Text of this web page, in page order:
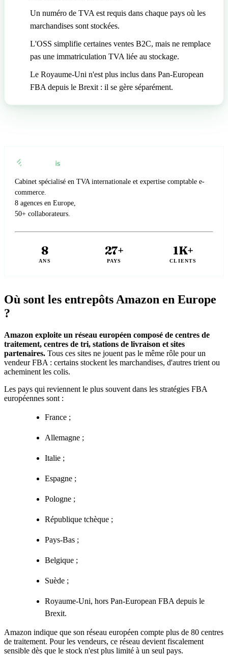
Un numéro de TVA est requis dans chaque pays où les
marchandises sont stockées.
L'OSS simplifie certaines ventes B2C, mais ne remplace
pas une immatriculation TVA liée au stockage.
Le Royaume-Uni n'est plus inclus dans Pan-European
FBA depuis le Brexit : il se gère séparément.
Cabinet spécialisé en TVA internationale et expertise comptable e-
commerce.
8 agences en Europe,
50+ collaborateurs.
8
ANS
27+
PAYS
1K+
CLIENTS
Où sont les entrepôts Amazon en Europe
?
Amazon exploite un réseau européen composé de centres de
traitement, centres de tri, stations de livraison et sites
partenaires. Tous ces sites ne jouent pas le même rôle pour un
vendeur FBA : certains stockent les marchandises, d'autres trient ou
acheminent les colis.
Les pays qui reviennent le plus souvent dans les stratégies FBA
européennes sont :
France ;
Allemagne ;
Italie ;
Espagne ;
Pologne ;
République tchèque ;
Pays-Bas ;
Belgique ;
Suède ;
Royaume-Uni, hors Pan-European FBA depuis le
Brexit.
Amazon indique que son réseau européen compte plus de 80 centres
de traitement. Pour les vendeurs, ce réseau devient fiscalement
sensible dès que le stock n'est plus limité à un seul pays.